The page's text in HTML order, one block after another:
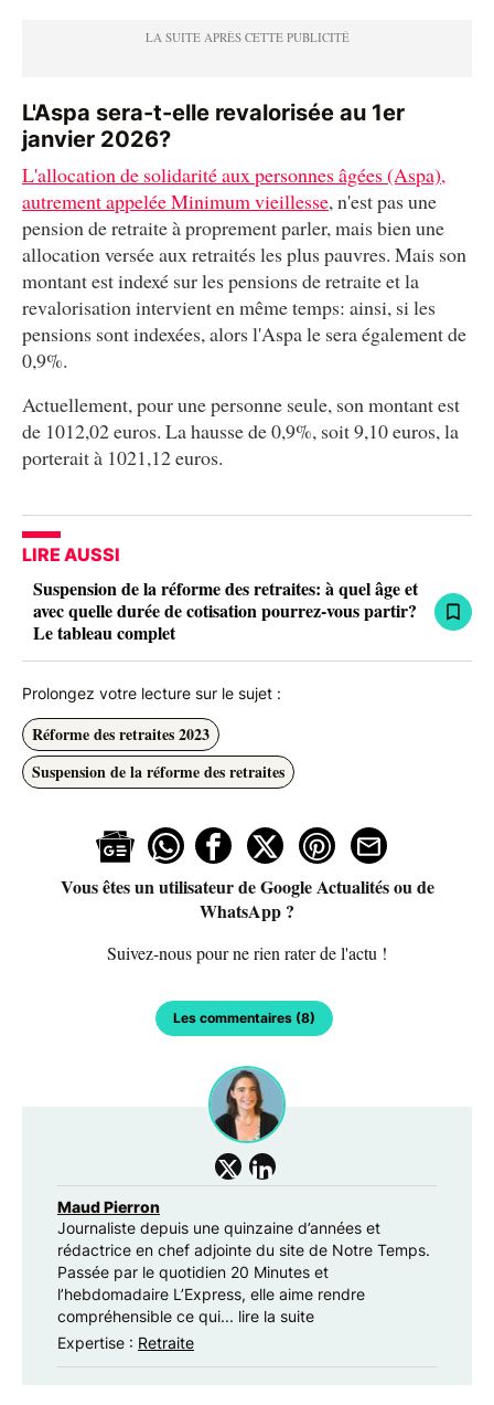
L'Aspa sera-t-elle revalorisée au 1er
janvier 2026?
L'allocation de solidarité aux personnes âgées (Aspa),
autrement appelée Minimum vieillesse, n'est pas une
pension de retraite à proprement parler, mais bien une
allocation versée aux retraités les plus pauvres. Mais son
montant est indexé sur les pensions de retraite et la
revalorisation intervient en même temps: ainsi, si les
pensions sont indexées, alors l'Aspa le sera également de
0,9%.
Actuellement, pour une personne seule, son montant est
de 1012,02 euros. La hausse de 0,9%, soit 9,10 euros, la
porterait à 1021,12 euros.
LIRE AUSSI
Suspension de la réforme des retraites: à quel âge et
avec quelle durée de cotisation pourrez-vous partir?
Le tableau complet
Prolongez votre lecture sur le sujet :
Réforme des retraites 2023
Suspension de la réforme des retraites
Vous êtes un utilisateur de Google Actualités ou de
WhatsApp ?
Suivez-nous pour ne rien rater de l'actu !
Les commentaires (8)
Maud Pierron
Journaliste depuis une quinzaine d’années et
rédactrice en chef adjointe du site de Notre Temps.
Passée par le quotidien 20 Minutes et
l’hebdomadaire L’Express, elle aime rendre
compréhensible ce qui... lire la suite
Expertise : Retraite